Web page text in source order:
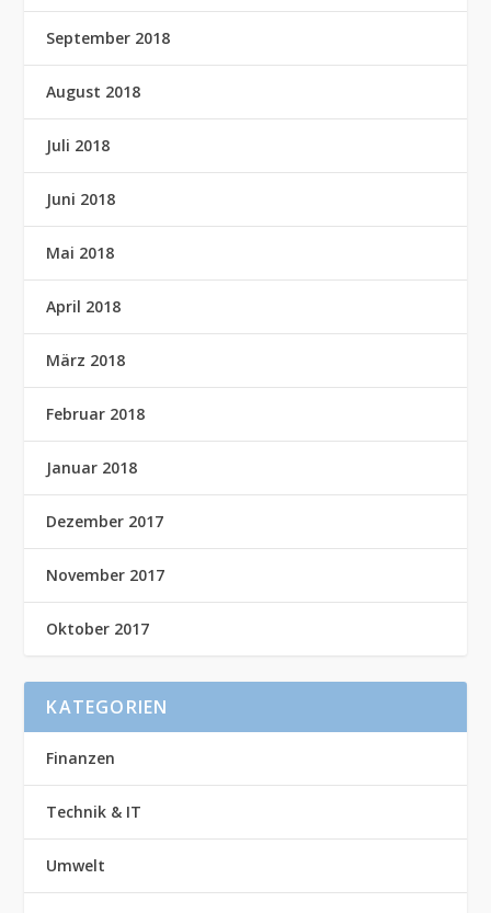
September 2018
August 2018
Juli 2018
Juni 2018
Mai 2018
April 2018
März 2018
Februar 2018
Januar 2018
Dezember 2017
November 2017
Oktober 2017
KATEGORIEN
Finanzen
Technik & IT
Umwelt